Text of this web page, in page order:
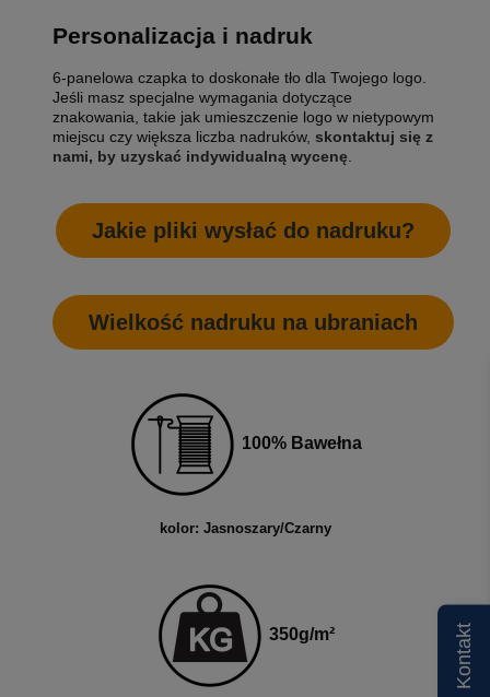
Personalizacja i nadruk
6-panelowa czapka to doskonałe tło dla Twojego logo.
Jeśli masz specjalne wymagania dotyczące
znakowania, takie jak umieszczenie logo w nietypowym
miejscu czy większa liczba nadruków, skontaktuj się z
nami, by uzyskać indywidualną wycenę
Jakie pliki wysłać do nadruku?
Wielkość nadruku na ubraniach
100% Bawełna
kolor: Jasnoszary/Czarny
350g/m² Kontakt